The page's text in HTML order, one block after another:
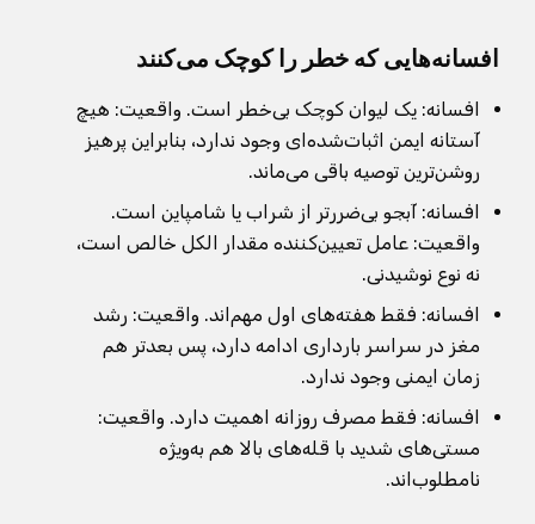
افسانه‌هایی که خطر را کوچک می‌کنند
افسانه: یک لیوان کوچک بی‌خطر است. واقعیت: هیچ
آستانه ایمن اثبات‌شده‌ای وجود ندارد، بنابراین پرهیز
روشن‌ترین توصیه باقی می‌ماند.
افسانه: آبجو بی‌ضررتر از شراب یا شامپاین است.
واقعیت: عامل تعیین‌کننده مقدار الکل خالص است،
نه نوع نوشیدنی.
افسانه: فقط هفته‌های اول مهم‌اند. واقعیت: رشد
مغز در سراسر بارداری ادامه دارد، پس بعدتر هم
زمان ایمنی وجود ندارد.
افسانه: فقط مصرف روزانه اهمیت دارد. واقعیت:
مستی‌های شدید با قله‌های بالا هم به‌ویژه
نامطلوب‌اند.